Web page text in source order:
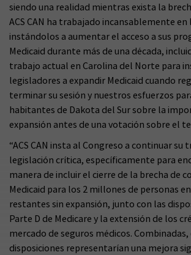
siendo una realidad mientras exista la
ACS CAN ha trabajado incansablemente
instándolos a aumentar el acceso a sus
Medicaid durante más de una década,
trabajo actual en Carolina del Norte para
legisladores a expandir Medicaid cuando
terminar su sesión y nuestros esfuerzos
habitantes de Dakota del Sur sobre la
expansión antes de una votación sobre el
“ACS CAN insta al Congreso a continuar su
legislación crítica, específicamente para
manera de incluir el cierre de la brecha de
Medicaid para los 2 millones de personas
restantes sin expansión, junto con las
Parte D de Medicare y la extensión de los
mercado de seguros médicos. Combinadas,
disposiciones representarían una mejora